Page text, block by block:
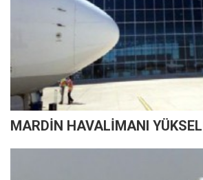
MARDİN HAVALİMANI